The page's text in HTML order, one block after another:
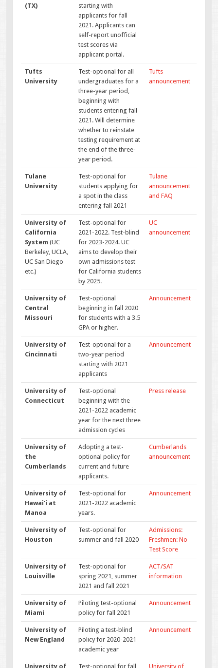
(TX)
starting with
applicants for fall
2021. Applicants can
self-report unofficial
test scores via
applicant portal.
Tufts
University
Test-optional for all
undergraduates for a
three-year period,
beginning with
students entering fall
2021. Will determine
whether to reinstate
testing requirement at
the end of the three-
year period.
Tufts
announcement
Tulane
University
Test-optional for
students applying for
a spot in the class
entering fall 2021
Tulane
announcement
and FAQ
University of
California
System (UC
Berkeley, UCLA,
UC San Diego
etc.)
Test-optional for
2021-2022. Test-blind
for 2023-2024. UC
aims to develop their
own admissions test
for California students
by 2025.
UC
announcement
University of
Central
Missouri
Test-optional
beginning in fall 2020
for students with a 3.5
GPA or higher.
Announcement
University of
Cincinnati
Test-optional for a
two-year period
starting with 2021
applicants
Announcement
University of
Connecticut
Test-optional
beginning with the
2021-2022 academic
year for the next three
admission cycles
Press release
University of
the
Cumberlands
Adopting a test-
optional policy for
current and future
applicants.
Cumberlands
announcement
University of
Hawai’i at
Manoa
Test-optional for
2021-2022 academic
years.
Announcement
University of
Houston
Test-optional for
summer and fall 2020
Admissions:
Freshmen: No
Test Score
University of
Louisville
Test-optional for
spring 2021, summer
2021 and fall 2021
ACT/SAT
information
University of
Miami
Piloting test-optional
policy for fall 2021
Announcement
University of
New England
Piloting a test-blind
policy for 2020-2021
academic year
Announcement
University of Test-optional for fall University of